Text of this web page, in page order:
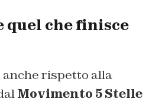
quel che finisce
anche rispetto alla
Movimento 5 Stelle